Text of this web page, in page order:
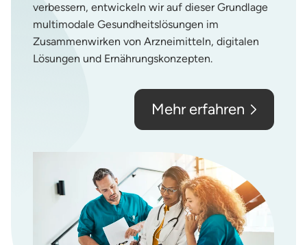
verbessern, entwickeln wir auf dieser Grundlage
multimodale Gesundheitslösungen im
Zusammenwirken von Arzneimitteln, digitalen
Lösungen und Ernährungskonzepten.
Mehr erfahren